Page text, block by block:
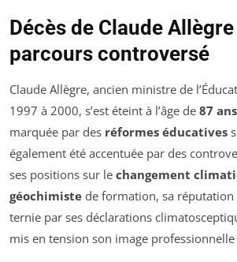
Décès de Claude Allègre
parcours controversé
Claude Allègre, ancien ministre de
1997 à 2000, s’est éteint à l’âge de 87 ans
marquée par des réformes éducatives
également été accentuée par des
ses positions sur le changement
géochimiste de formation, sa
ternie par ses déclarations
mis en tension son image